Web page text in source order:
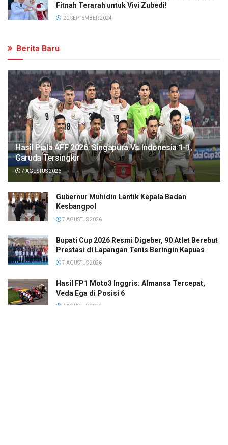
Fitnah Terarah untuk Vivi Zubedi!
20 SEPTEMBER 2024
Berita Baru
Hasil Piala AFF 2026: Singapura Vs Indonesia 1-1,
Garuda Tersingkir
7 AGUSTUS 2026
Gubernur Muhidin Lantik Kepala Badan
Kesbangpol
7 AGUSTUS 2026
Bupati Cup 2026 Resmi Digeber, 90 Atlet Berebut
Prestasi di Lapangan Tenis Beringin Kapuas
7 AGUSTUS 2026
Hasil FP1 Moto3 Inggris: Almansa Tercepat,
Veda Ega di Posisi 6
7 AGUSTUS 2026